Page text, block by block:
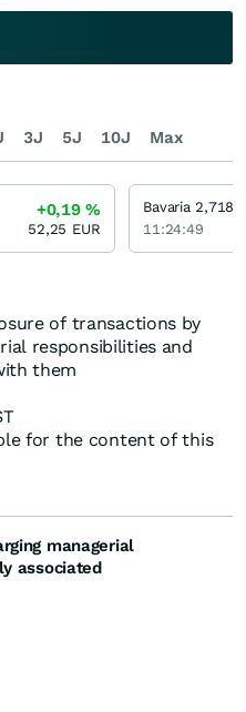
of transactions by
responsibilities and
them
for the content of this
managerial
associated
3J 5J 10J Max
+0,19%
52,25 EUR
Bavaria 2,718
11:24:49